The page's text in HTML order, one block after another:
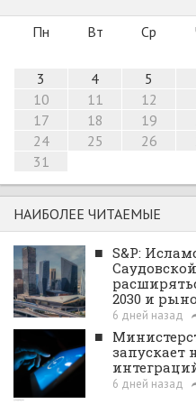
Пн Вт Ср
3
4 5
10
11 12
17
18 19
24
25 26
31
НАИБОЛЕЕ ЧИТАЕМЫЕ
■ S&P:
2030 и
6 дней назад
■
6 дней назад